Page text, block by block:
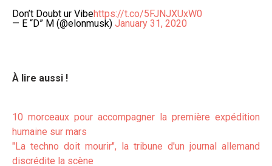
Don’t Doubt ur Vibehttps://t.co/5FJNJXUxW0
— E “D” M (@elonmusk) January 31, 2020
À lire aussi !
10 morceaux pour accompagner la première expédition
humaine sur mars
"La techno doit mourir", la tribune d'un journal allemand
discrédite la scène